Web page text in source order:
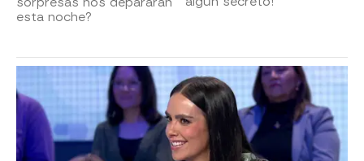
esta noche?